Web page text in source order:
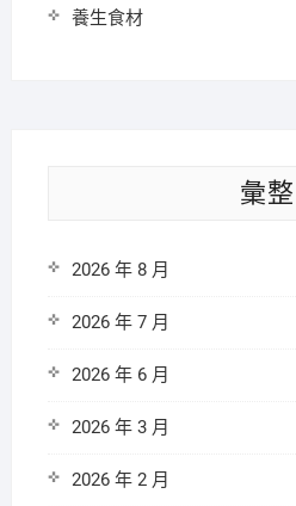
養生食材
彙整
2026 年 8 月
2026 年 7 月
2026 年 6 月
2026 年 3 月
2026 年 2 月